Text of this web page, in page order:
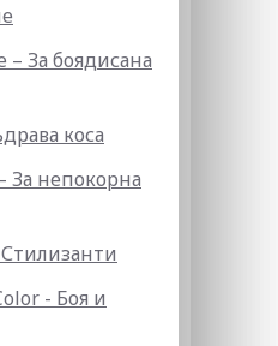
– За боядисана
коса
За непокорна
- Боя и